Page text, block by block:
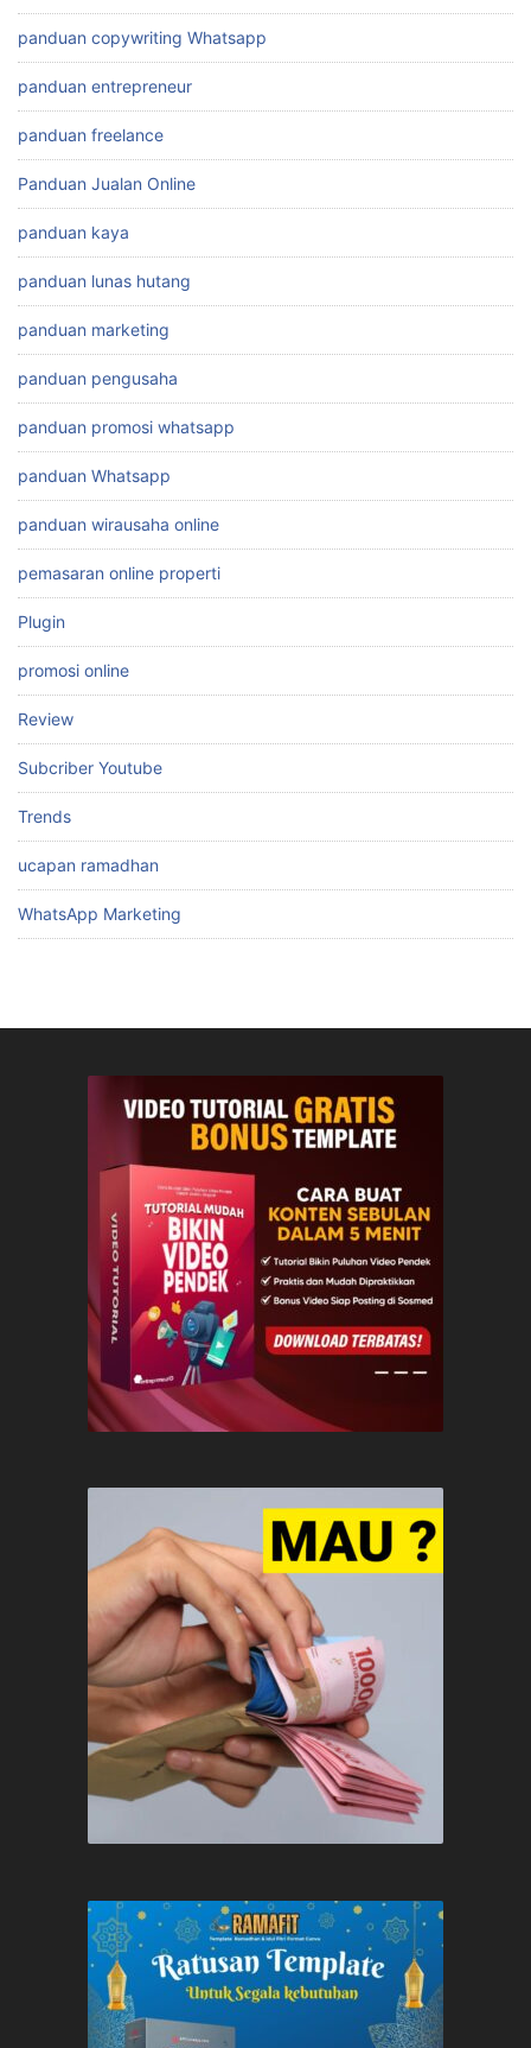
panduan copywriting Whatsapp
panduan entrepreneur
panduan freelance
Panduan Jualan Online
panduan kaya
panduan lunas hutang
panduan marketing
panduan pengusaha
panduan promosi whatsapp
panduan Whatsapp
panduan wirausaha online
pemasaran online properti
Plugin
promosi online
Review
Subcriber Youtube
Trends
ucapan ramadhan
WhatsApp Marketing